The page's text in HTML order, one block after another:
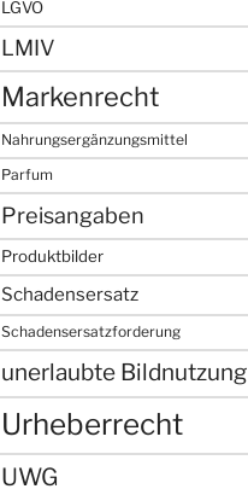
LGVO
LMIV
Markenrecht
Nahrungsergänzungsmittel
Parfum
Preisangaben
Produktbilder
Schadensersatz
Schadensersatzforderung
unerlaubte Bildnutzung
Urheberrecht
UWG